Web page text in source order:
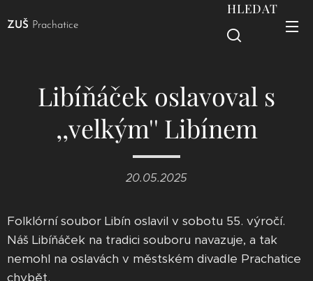
ZUŠ Prachatice
HLEDAT
Libíňáček oslavoval s
,,velkým'' Libínem
20.05.2025
Folklórní soubor Libín oslavil v sobotu 55. výročí.
Náš Libíňáček na tradici souboru navazuje, a tak
nemohl na oslavách v městském divadle Prachatice
chybět.